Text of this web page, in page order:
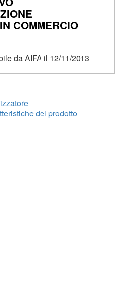
COMMERCIO
da AIFA il 12/11/2013
del prodotto